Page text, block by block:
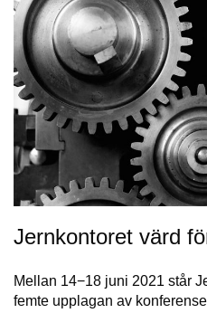
Jernkontoret värd
Mellan 14−18 juni 2021 står
femte upplagan av